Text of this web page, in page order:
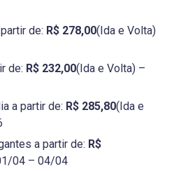
de: R$ 278,00(Ida e Volta)
de: R$ 232,00(Ida e Volta) –
a partir de: R$ 285,80(Ida e
a partir de: R$
04 – 04/04